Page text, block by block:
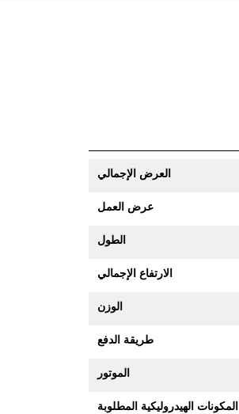
العرض الإجمالي
عرض العمل
الطول
الارتفاع الإجمالي
الوزن
طريقة الدفع
الموتور
المكونات الهيدروليكية المطلوبة